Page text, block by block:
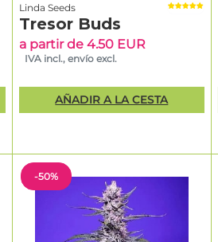
Linda Seeds
Tresor Buds
a partir de 4.50 EUR
IVA incl., envío excl.
AÑADIR A LA CESTA
-50%